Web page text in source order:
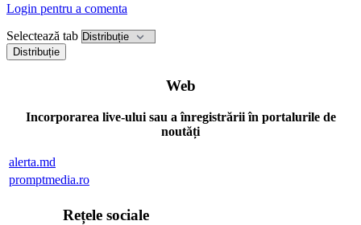
Login pentru a comenta
Selectează tab
Distribuție
Web
Incorporarea live-ului sau a înregistrării în portalurile de
noutăți
alerta.md
promptmedia.ro
Rețele sociale